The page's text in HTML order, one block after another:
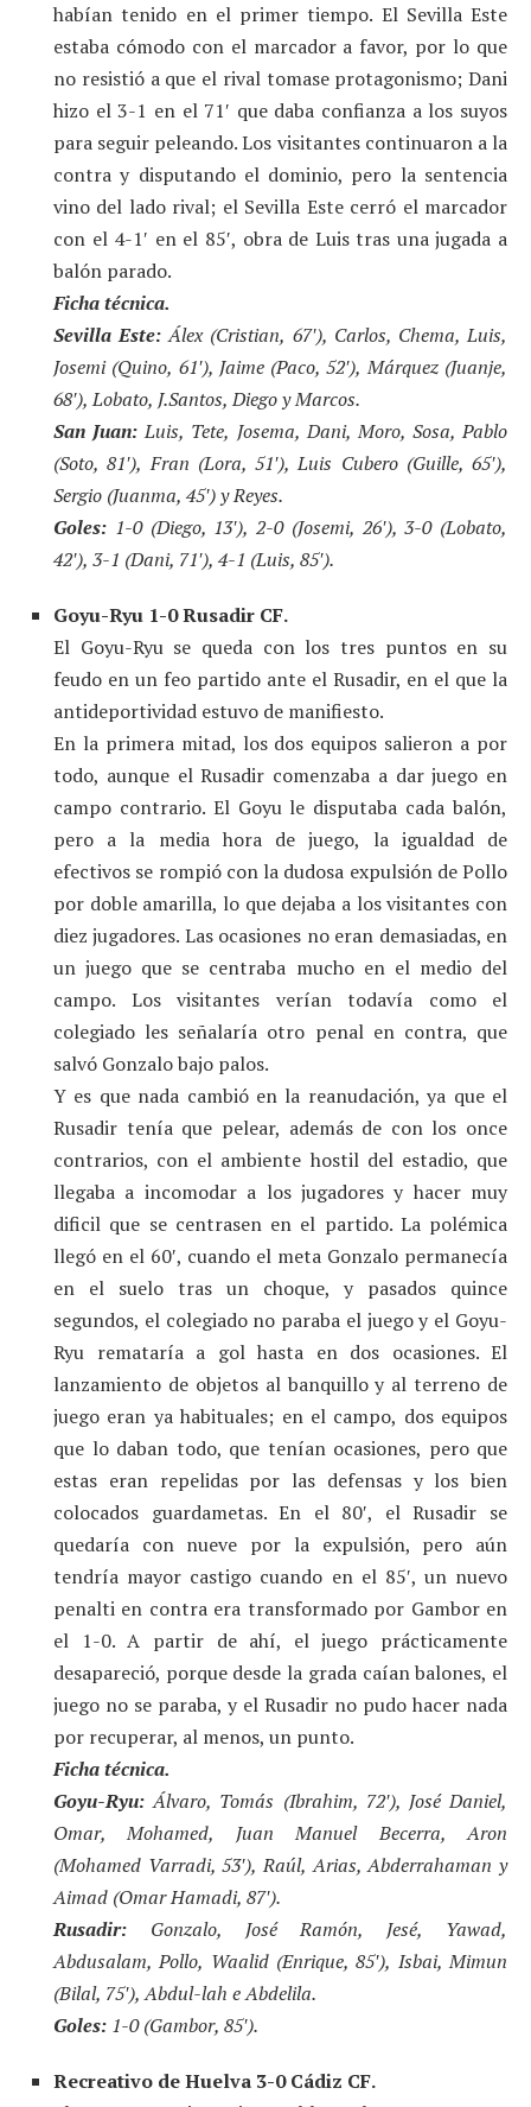
habían tenido en el primer tiempo. El Sevilla Este
estaba cómodo con el marcador a favor, por lo que
no resistió a que el rival tomase protagonismo; Dani
hizo el 3-1 en el 71′ que daba confianza a los suyos
para seguir peleando. Los visitantes continuaron a la
contra y disputando el dominio, pero la sentencia
vino del lado rival; el Sevilla Este cerró el marcador
con el 4-1′ en el 85′, obra de Luis tras una jugada a
balón parado.
Ficha técnica.
Sevilla Este: Álex (Cristian, 67′), Carlos, Chema, Luis,
Josemi (Quino, 61′), Jaime (Paco, 52′), Márquez (Juanje,
68′), Lobato, J.Santos, Diego y Marcos.
San Juan: Luis, Tete, Josema, Dani, Moro, Sosa, Pablo
(Soto, 81′), Fran (Lora, 51′), Luis Cubero (Guille, 65′),
Sergio (Juanma, 45′) y Reyes.
Goles: 1-0 (Diego, 13′), 2-0 (Josemi, 26′), 3-0 (Lobato,
42′), 3-1 (Dani, 71′), 4-1 (Luis, 85′).
Goyu-Ryu 1-0 Rusadir CF.
El Goyu-Ryu se queda con los tres puntos en su
feudo en un feo partido ante el Rusadir, en el que la
antideportividad estuvo de manifiesto.
En la primera mitad, los dos equipos salieron a por
todo, aunque el Rusadir comenzaba a dar juego en
campo contrario. El Goyu le disputaba cada balón,
pero a la media hora de juego, la igualdad de
efectivos se rompió con la dudosa expulsión de Pollo
por doble amarilla, lo que dejaba a los visitantes con
diez jugadores. Las ocasiones no eran demasiadas, en
un juego que se centraba mucho en el medio del
campo. Los visitantes verían todavía como el
colegiado les señalaría otro penal en contra, que
salvó Gonzalo bajo palos.
Y es que nada cambió en la reanudación, ya que el
Rusadir tenía que pelear, además de con los once
contrarios, con el ambiente hostil del estadio, que
llegaba a incomodar a los jugadores y hacer muy
dificil que se centrasen en el partido. La polémica
llegó en el 60′, cuando el meta Gonzalo permanecía
en el suelo tras un choque, y pasados quince
segundos, el colegiado no paraba el juego y el Goyu-
Ryu remataría a gol hasta en dos ocasiones. El
lanzamiento de objetos al banquillo y al terreno de
juego eran ya habituales; en el campo, dos equipos
que lo daban todo, que tenían ocasiones, pero que
estas eran repelidas por las defensas y los bien
colocados guardametas. En el 80′, el Rusadir se
quedaría con nueve por la expulsión, pero aún
tendría mayor castigo cuando en el 85′, un nuevo
penalti en contra era transformado por Gambor en
el 1-0. A partir de ahí, el juego prácticamente
desapareció, porque desde la grada caían balones, el
juego no se paraba, y el Rusadir no pudo hacer nada
por recuperar, al menos, un punto.
Ficha técnica.
Goyu-Ryu: Álvaro, Tomás (Ibrahim, 72′), José Daniel,
Omar, Mohamed, Juan Manuel Becerra, Aron
(Mohamed Varradi, 53′), Raúl, Arias, Abderrahaman y
Aimad (Omar Hamadi, 87′).
Rusadir: Gonzalo, José Ramón, Jesé, Yawad,
Abdusalam, Pollo, Waalid (Enrique, 85′), Isbai, Mimun
(Bilal, 75′), Abdul-lah e Abdelila.
Goles: 1-0 (Gambor, 85′).
Recreativo de Huelva 3-0 Cádiz CF.